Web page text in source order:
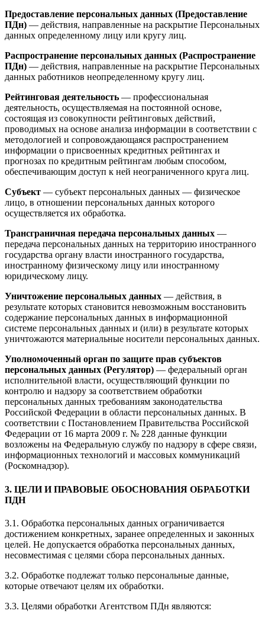
Предоставление персональных данных (Предоставление
ПДн) — действия, направленные на раскрытие Персональных
данных определенному лицу или кругу лиц.
Распространение персональных данных (Распространение
ПДн) — действия, направленные на раскрытие Персональных
данных работников неопределенному кругу лиц.
Рейтинговая деятельность — профессиональная
деятельность, осуществляемая на постоянной основе,
состоящая из совокупности рейтинговых действий,
проводимых на основе анализа информации в соответствии с
методологией и сопровождающаяся распространением
информации о присвоенных кредитных рейтингах и
прогнозах по кредитным рейтингам любым способом,
обеспечивающим доступ к ней неограниченного круга лиц.
Субъект — субъект персональных данных — физическое
лицо, в отношении персональных данных которого
осуществляется их обработка.
Трансграничная передача персональных данных —
передача персональных данных на территорию иностранного
государства органу власти иностранного государства,
иностранному физическому лицу или иностранному
юридическому лицу.
Уничтожение персональных данных — действия, в
результате которых становится невозможным восстановить
содержание персональных данных в информационной
системе персональных данных и (или) в результате которых
уничтожаются материальные носители персональных данных.
Уполномоченный орган по защите прав субъектов
персональных данных (Регулятор) — федеральный орган
исполнительной власти, осуществляющий функции по
контролю и надзору за соответствием обработки
персональных данных требованиям законодательства
Российской Федерации в области персональных данных. В
соответствии с Постановлением Правительства Российской
Федерации от 16 марта 2009 г. № 228 данные функции
возложены на Федеральную службу по надзору в сфере связи,
информационных технологий и массовых коммуникаций
(Роскомнадзор).
3. ЦЕЛИ И ПРАВОВЫЕ ОБОСНОВАНИЯ ОБРАБОТКИ
ПДН
3.1. Обработка персональных данных ограничивается
достижением конкретных, заранее определенных и законных
целей. Не допускается обработка персональных данных,
несовместимая с целями сбора персональных данных.
3.2. Обработке подлежат только персональные данные,
которые отвечают целям их обработки.
3.3. Целями обработки Агентством ПДн являются: